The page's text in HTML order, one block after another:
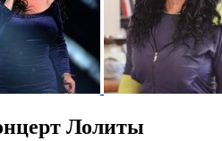
Лолиты